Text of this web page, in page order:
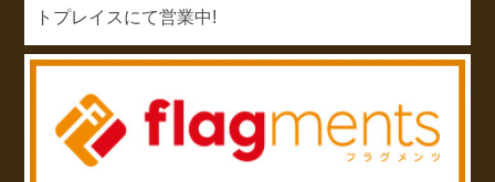
トプレイスにて営業中!